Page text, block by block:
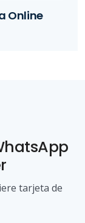
Online
tarjeta de